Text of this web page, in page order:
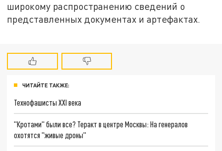
широкому распространению сведений о
представленных документах и артефактах.
ЧИТАЙТЕ ТАКЖЕ:
Технофашисты XXI века
"Кротами" были все? Теракт в центре Москвы: На генералов
охотятся "живые дроны"